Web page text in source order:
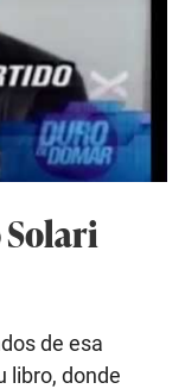
de esa
libro, donde